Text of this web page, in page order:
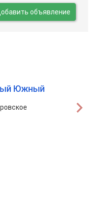
объявление
Южный